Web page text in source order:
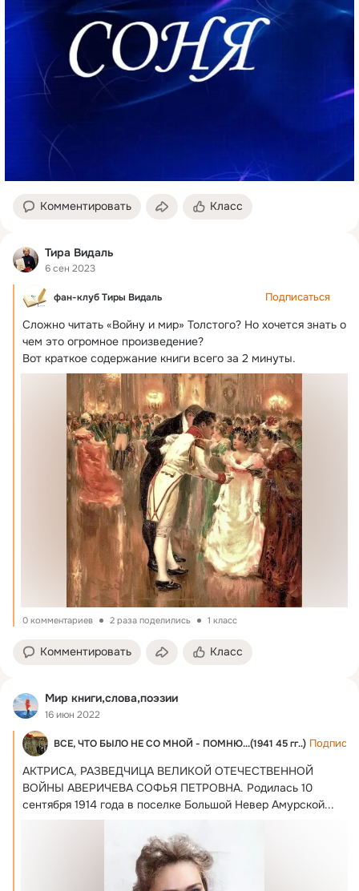
Комментировать Класс
Тира Видаль
6 сен 2023
фан-клуб Тиры Видаль Подписаться
Сложно читать «Войну и мир» Толстого? Но хочется знать о
чем это огромное произведение?
Вот краткое содержание книги всего за 2 минуты.
0 комментариев 2 раза поделились 1 класс
Комментировать Класс
Мир книги,слова,поэзии
16 июн 2022
ВСЕ, ЧТО БЫЛО НЕ СО МНОЙ - ПОМНЮ...(1941 45 гг..)
АКТРИСА, РАЗВЕДЧИЦА ВЕЛИКОЙ ОТЕЧЕСТВЕННОЙ
ВОЙНЫ АВЕРИЧЕВА СОФЬЯ ПЕТРОВНА. Родилась 10
сентября 1914 года в поселке Большой Невер Амурской...